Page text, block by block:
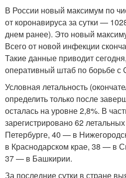
В России новый максимум по
от коронавируса за сутки —
днем ранее). Это новый
Всего от новой инфекции
Такие данные приводит
оперативный штаб по борьбе с
Условная летальность
определить только после
осталась на уровне 2,8%. В
зарегистрировано 62
Петербурге, 40 — в
в Краснодарском крае, 38 — в
37 — в Башкирии.
За последние сутки в стране